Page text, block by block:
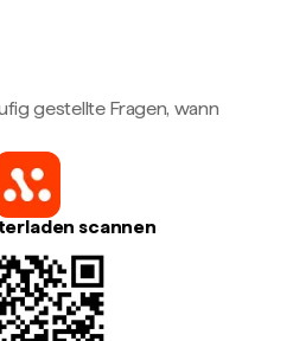
gestellte Fragen, wann
scannen